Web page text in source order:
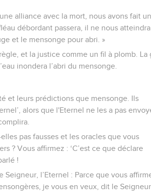
alliance avec la mort, nous avons fait
débordant passera, il ne nous atteindra
et le mensonge pour abri. »
et la justice comme un fil à plomb. La
inondera l’abri du mensonge.
et leurs prédictions que mensonge. Ils
alors que l'Eternel ne les a pas
pas fausses et les oracles que vous
? Vous affirmez : ‘C’est ce que déclare
!
Seigneur, l’Eternel : Parce que vous
je vous en veux, dit le Seigneur,